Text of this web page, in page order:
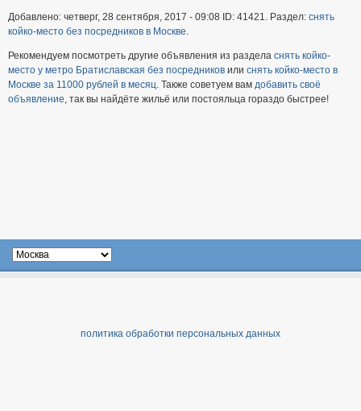
Добавлено: четверг, 28 сентября, 2017 - 09:08 ID: 41421. Раздел: снять
койко-место без посредников в Москве.
Рекомендуем посмотреть другие объявления из раздела снять койко-
место у метро Братиславская без посредников или снять койко-место в
Москве за 11000 рублей в месяц. Также советуем вам добавить своё
объявление, так вы найдёте жильё или постояльца гораздо быстрее!
политика обработки персональных данных